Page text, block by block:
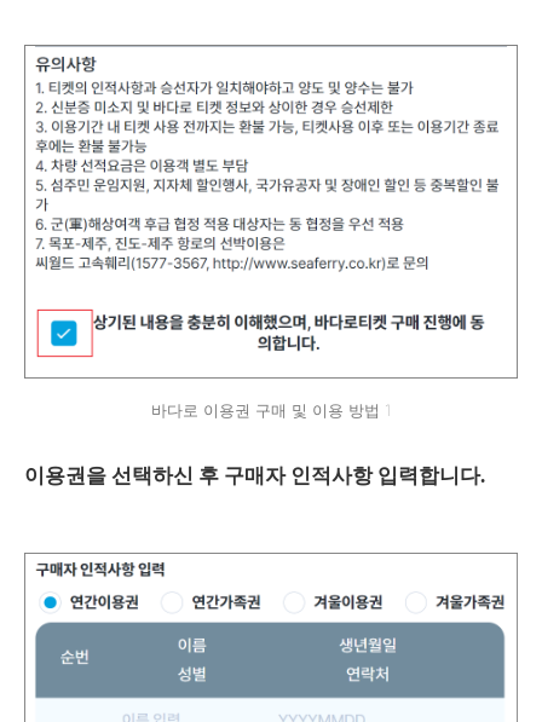
바다로 이용권 구매 및 이용 방법 1
이용권을 선택하신 후 구매자 인적사항 입력합니다.